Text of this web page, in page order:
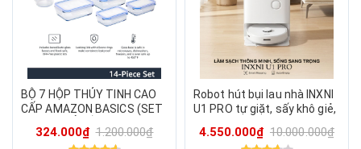
BỘ 7 HỘP THỦY TINH CAO
CẤP AMAZON BASICS (SET
BASICS
324.000₫ 1.200.000₫
Robot hút bụi lau nhà INXNI
U1 PRO tự giặt, sấy khô giẻ,
4.550.000₫ 10.000.000₫